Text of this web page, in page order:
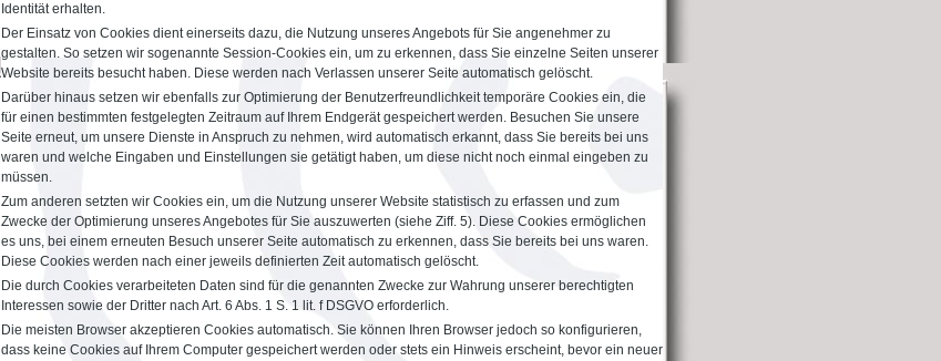
Identität erhalten.
Der Einsatz von Cookies dient einerseits dazu, die Nutzung unseres Angebots für Sie angenehmer zu
gestalten. So setzen wir sogenannte Session-Cookies ein, um zu erkennen, dass Sie einzelne Seiten unserer
Website bereits besucht haben. Diese werden nach Verlassen unserer Seite automatisch gelöscht.
Darüber hinaus setzen wir ebenfalls zur Optimierung der Benutzerfreundlichkeit temporäre Cookies ein, die
für einen bestimmten festgelegten Zeitraum auf Ihrem Endgerät gespeichert werden. Besuchen Sie unsere
Seite erneut, um unsere Dienste in Anspruch zu nehmen, wird automatisch erkannt, dass Sie bereits bei uns
waren und welche Eingaben und Einstellungen sie getätigt haben, um diese nicht noch einmal eingeben zu
müssen.
Zum anderen setzten wir Cookies ein, um die Nutzung unserer Website statistisch zu erfassen und zum
Zwecke der Optimierung unseres Angebotes für Sie auszuwerten (siehe Ziff. 5). Diese Cookies ermöglichen
es uns, bei einem erneuten Besuch unserer Seite automatisch zu erkennen, dass Sie bereits bei uns waren.
Diese Cookies werden nach einer jeweils definierten Zeit automatisch gelöscht.
Die durch Cookies verarbeiteten Daten sind für die genannten Zwecke zur Wahrung unserer berechtigten
Interessen sowie der Dritter nach Art. 6 Abs. 1 S. 1 lit. f DSGVO erforderlich.
Die meisten Browser akzeptieren Cookies automatisch. Sie können Ihren Browser jedoch so konfigurieren,
dass keine Cookies auf Ihrem Computer gespeichert werden oder stets ein Hinweis erscheint, bevor ein neuer